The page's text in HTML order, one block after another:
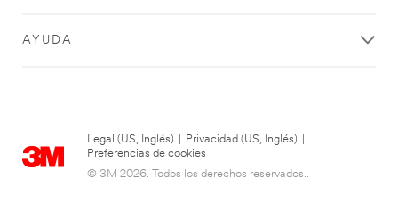
AYUDA
Legal (US, Inglés) Privacidad (US, Inglés)
Preferencias de cookies
© 3M 2026. Todos los derechos reservados..